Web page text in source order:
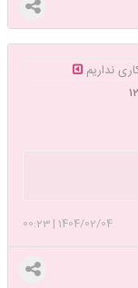
نداریم
1404/02/04
|
00:23